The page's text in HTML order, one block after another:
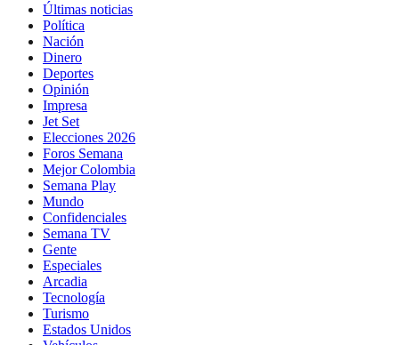
Últimas noticias
Política
Nación
Dinero
Deportes
Opinión
Impresa
Jet Set
Elecciones 2026
Foros Semana
Mejor Colombia
Semana Play
Mundo
Confidenciales
Semana TV
Gente
Especiales
Arcadia
Tecnología
Turismo
Estados Unidos